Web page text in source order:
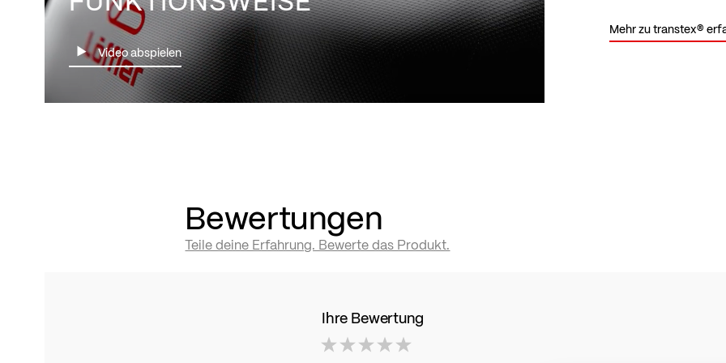
Video abspielen
Mehr zu transtex®
Bewertungen
Teile deine Erfahrung. Bewerte das Produkt.
Ihre Bewertung